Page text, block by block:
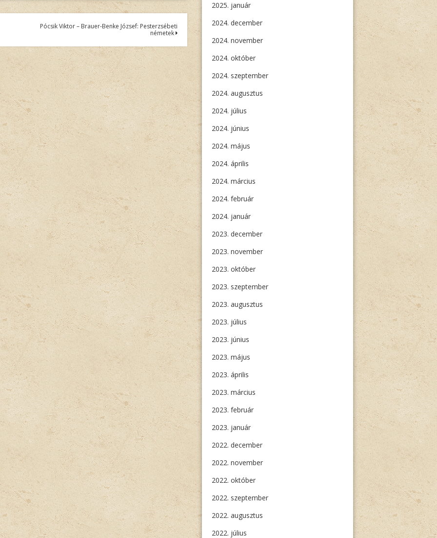
Pócsik Viktor – Brauer-Benke József: Pesterzsébeti
németek
2025. január
2024. december
2024. november
2024. október
2024. szeptember
2024. augusztus
2024. július
2024. június
2024. május
2024. április
2024. március
2024. február
2024. január
2023. december
2023. november
2023. október
2023. szeptember
2023. augusztus
2023. július
2023. június
2023. május
2023. április
2023. március
2023. február
2023. január
2022. december
2022. november
2022. október
2022. szeptember
2022. augusztus
2022. július